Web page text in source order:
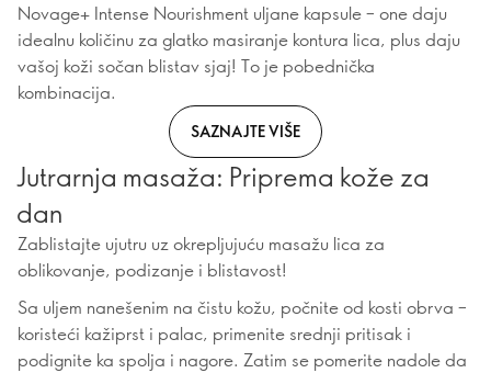
Novage+ Intense Nourishment uljane kapsule – one daju
idealnu količinu za glatko masiranje kontura lica, plus daju
vašoj koži sočan blistav sjaj! To je pobednička
kombinacija.
SAZNAJTE VIŠE
Jutrarnja masaža: Priprema kože za
dan
Zablistajte ujutru uz okrepljujuću masažu lica za
oblikovanje, podizanje i blistavost!
Sa uljem nanešenim na čistu kožu, počnite od kosti obrva –
koristeći kažiprst i palac, primenite srednji pritisak i
podignite ka spolja i nagore. Zatim se pomerite nadole da